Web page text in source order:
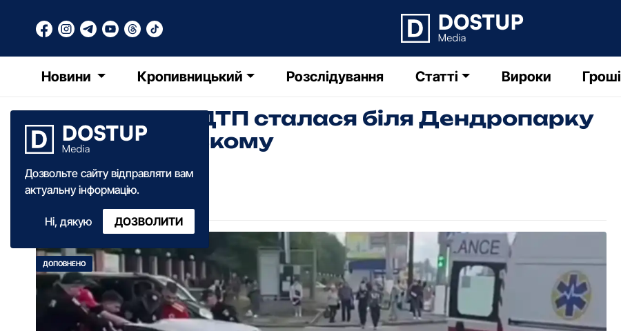
Новини Кропивницький Розслідування Статті Вироки Гроші
Дозвольте сайту відправляти вам
актуальну інформацію.
Ні, дякую ДОЗВОЛИТИ
Смертельна ДТП сталася біля Дендропарку
у Кропивницькому
Анна Добрань
15 червня·2025